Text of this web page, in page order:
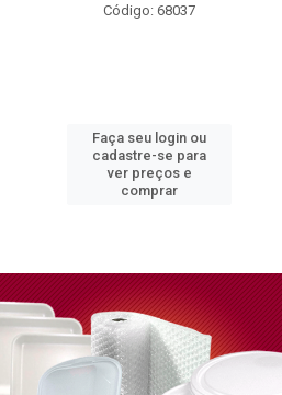
Código: 68037
Faça seu login ou
cadastre-se para
ver preços e
comprar